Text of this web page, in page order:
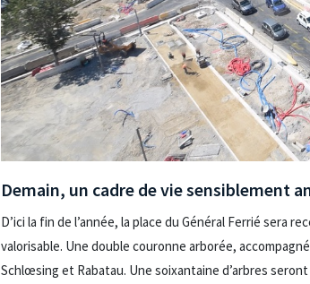
Demain, un cadre de vie sensiblement
D’ici la fin de l’année, la place du Général Ferrié
valorisable. Une double couronne arborée,
Schlœsing et Rabatau. Une soixantaine d’arbres